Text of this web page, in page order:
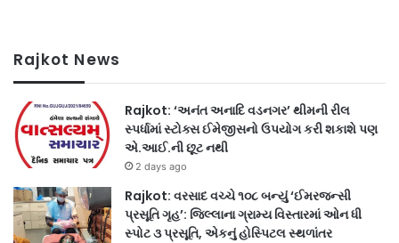
Rajkot News
Rajkot: ‘અનંત અનાદિ વડનગર’ થીમની રીલ
સ્પર્ધામાં સ્ટોક્સ ઈમેજીસનો ઉપયોગ કરી શકાશે પણ
એ.આઈ.ની છૂટ નથી
2 days ago
Rajkot: વરસાદ વચ્ચે ૧૦૮ બન્યું ‘ઈમરજન્સી
પ્રસૂતિ ગૃહ’: જિલ્લાના ગ્રામ્ય વિસ્તારમાં ઓન ધી
સ્પોટ ૩ પ્રસૂતિ, એકનું હોસ્પિટલ સ્થળાંતર